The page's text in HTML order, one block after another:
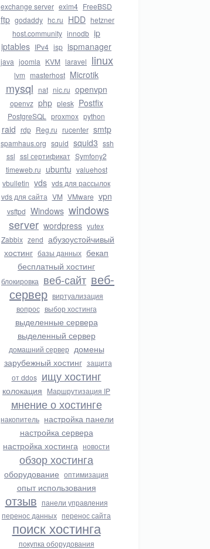
exchange server exim4 FreeBSD
ftp godaddy hc.ru HDD hetzner
host.community innodb ip
iptables IPv4 isp ispmanager
java joomla KVM laravel linux
lvm masterhost Microtik
mysql nat nic.ru openvpn
openvz php plesk Postfix
PostgreSQL proxmox python
raid rdp Reg.ru rucenter smtp
spamhaus.org squid squid3 ssh
ssl ssl сертификат Symfony2
timeweb.ru ubuntu valuehost
vbulletin vds vds для рассылок
vds для сайта VM VMware vpn
vsftpd Windows windows
server wordpress yutex
Zabbix zend абузоустойчивый
хостинг базы данных бекап
бесплатный хостинг
блокировка веб-сайт веб-
сервер виртуализация
вопрос выбор хостинга
выделенные сервера
выделенный сервер
домашний сервер домены
зарубежный хостинг защита
от ddos ищу хостинг
колокация Маршрутизация IP
мнение о хостинге
накопитель настройка панели
настройка сервера
настройка хостинга новости
обзор хостинга
оборудование оптимизация
опыт использования
отзыв панели управления
перенос данных перенос сайта
поиск хостинга
покупка оборудования